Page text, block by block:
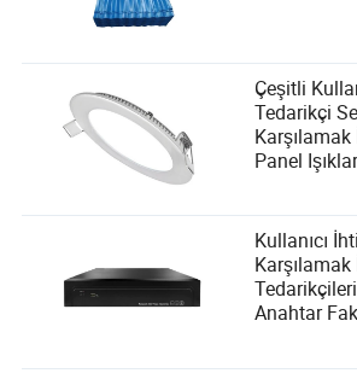
Çeşitli
Tedarikçi
Panel
Kullanıcı
Anahtar